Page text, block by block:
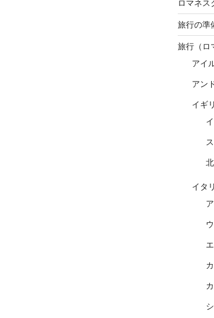
ロマネス
旅行の準
旅行（ロ
アイ
アン
イギ
イタ